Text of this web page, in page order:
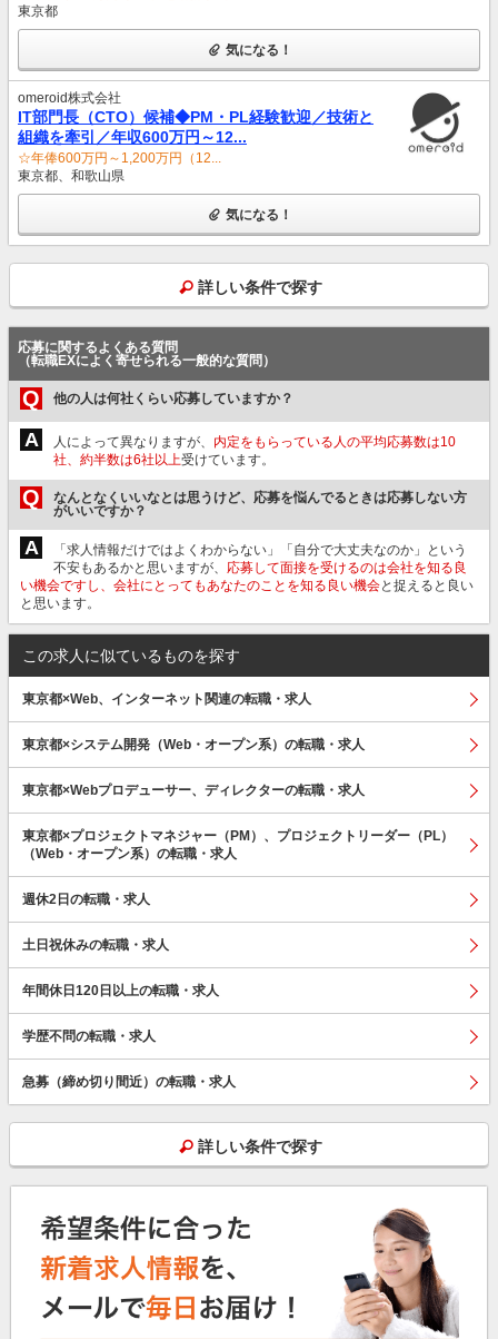
東京都
気になる！
omeroid株式会社
IT部門長（CTO）候補◆PM・PL経験歓迎／技術と
組織を牽引／年収600万円～12...
☆年俸600万円～1,200万円（12...
東京都、和歌山県
気になる！
詳しい条件で探す
応募に関するよくある質問
（転職EXによく寄せられる一般的な質問）
Q 他の人は何社くらい応募していますか？
A 人によって異なりますが、 内定をもらっている人の平均応募数は10
社、約半数は6社以上受けています。
Q
なんとなくいいなとは思うけど、応募を悩んでるときは応募しない方
がいいですか？
A
「求人情報だけではよくわからない」「自分で大丈夫なのか」という
不安もあるかと思いますが、 応募して面接を受けるのは会社を知る良
い機会ですし、会社にとってもあなたのことを知る良い機会と捉えると良い
と思います。
この求人に似ているものを探す
東京都×Web、インターネット関連の転職・求人
東京都×システム開発（Web・オープン系）の転職・求人
東京都×Webプロデューサー、ディレクターの転職・求人
東京都×プロジェクトマネジャー（PM）、プロジェクトリーダー（PL）
（Web・オープン系）の転職・求人
週休2日の転職・求人
土日祝休みの転職・求人
年間休日120日以上の転職・求人
学歴不問の転職・求人
急募（締め切り間近）の転職・求人
詳しい条件で探す